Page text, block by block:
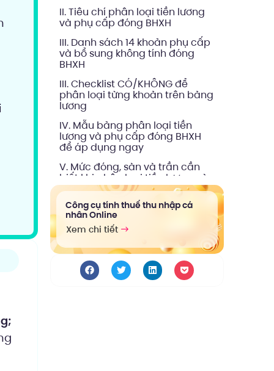
II. Tiêu chí phân loại tiền lương
và phụ cấp đóng BHXH
III. Danh sách 14 khoản phụ cấp
và bổ sung không tính đóng
BHXH
III. Checklist CÓ/KHÔNG để
phân loại từng khoản trên bảng
lương
IV. Mẫu bảng phân loại tiền
lương và phụ cấp đóng BHXH
để áp dụng ngay
V. Mức đóng, sàn và trần cần
biết khi phân loại tiền lương và
phụ cấp đóng BHXH
VI. Những lỗi phổ biến khi phân
loại tiền lương và phụ cấp đóng
BHXH
VII. Quy trình nội bộ nên áp
dụng sau khi phân loại xong
VIII. Tóm tắt phân loại tiền lương
Công cụ tính thuế thu nhập cá
nhân Online
Xem chi tiết